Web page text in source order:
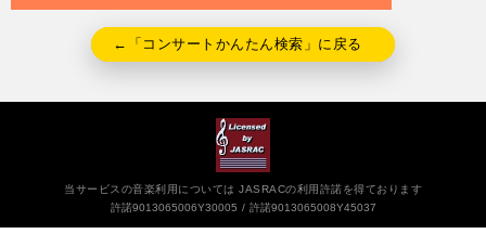
←「コンサートかんたん検索」に戻る
当サービスの音楽利用については JASRACの利用許諾を得ております
許諾9013065006Y30005
許諾9013065008Y45037